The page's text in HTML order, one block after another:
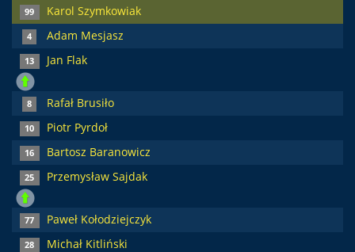
99 Karol Szymkowiak
4 Adam Mesjasz
13 Jan Flak
8 Rafał Brusiło
10 Piotr Pyrdoł
16 Bartosz Baranowicz
25 Przemysław Sajdak
77 Paweł Kołodziejczyk
28 Michał Kitliński